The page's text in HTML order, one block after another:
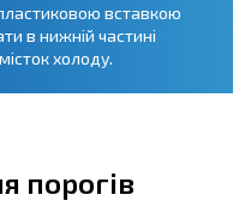
вставкою
в нижній частині
холоду.
порогів